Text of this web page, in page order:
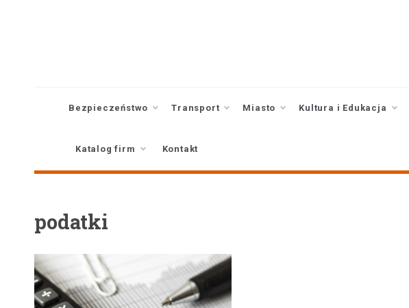
Bezpieczeństwo Transport Miasto Kultura i Edukacja
Katalog firm Kontakt
podatki